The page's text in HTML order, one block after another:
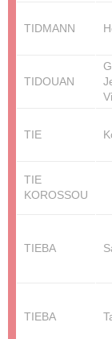
TIDMANN
TIDOUAN
TIE
TIE
KOROSSOU
TIEBA
TIEBA